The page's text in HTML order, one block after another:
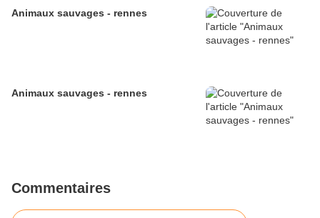
Animaux sauvages - rennes
Animaux sauvages - rennes
Commentaires